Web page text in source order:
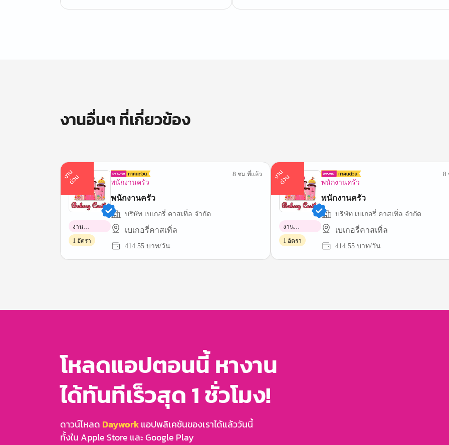
of
งานอื่นๆ ที่เกี่ยวข้อง
ง
า
น
ด่
ว
น พนักงานครัว
8 ชม.ที่แล้ว
พนักงานครัว
บริษัท เบเกอรี่ คาสเทิ่ล จำกัด
เบเกอรี่คาสเทิ่ล
414.55 บาท/วัน
งาน
พาร์ทไทม์
1 อัตรา
ง
า
น
ด่
ว
น พนักงานครัว
8
พนักงานครัว
บริษัท เบเกอรี่ คาสเทิ่ล จำกัด
เบเกอรี่คาสเทิ่ล
414.55 บาท/วัน
งาน
พาร์ทไทม์
1 อัตรา
โหลดแอปตอนนี้ หางาน
ได้ทันทีเร็วสุด 1 ชั่วโมง!
ดาวน์โหลด Dayworkแอปพลิเคชันของเราได้แล้ววันนี้
ทั้งใน Apple Store และ Google Play